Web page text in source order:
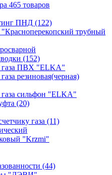
465 товаров
ПНД (122)
"Красноперекопский трубный
(152)
газа ПВХ "ELKA"
резиновая(черная)
сильфон "ELKA"
(20)
газа (11)
"Krzmi"
(44)